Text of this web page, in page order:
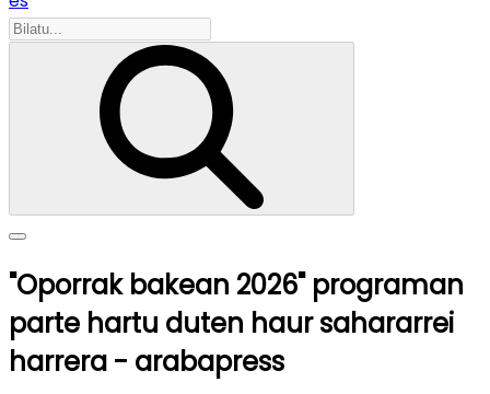
"Oporrak bakean 2026" programan
parte hartu duten haur sahararrei
harrera - arabapress